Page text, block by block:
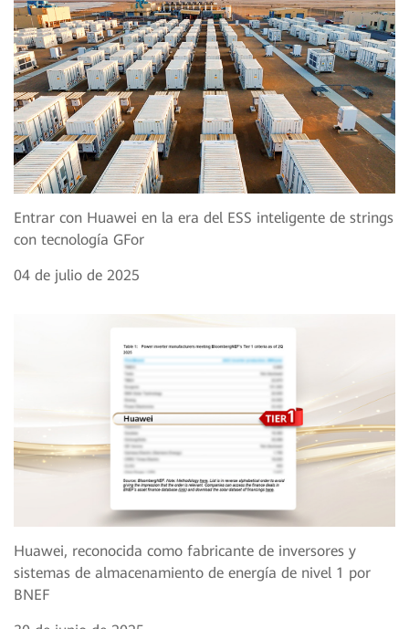
Entrar con Huawei en la era del ESS inteligente de strings
con tecnología GFor
04 de julio de 2025
Huawei, reconocida como fabricante de inversores y
sistemas de almacenamiento de energía de nivel 1 por
BNEF